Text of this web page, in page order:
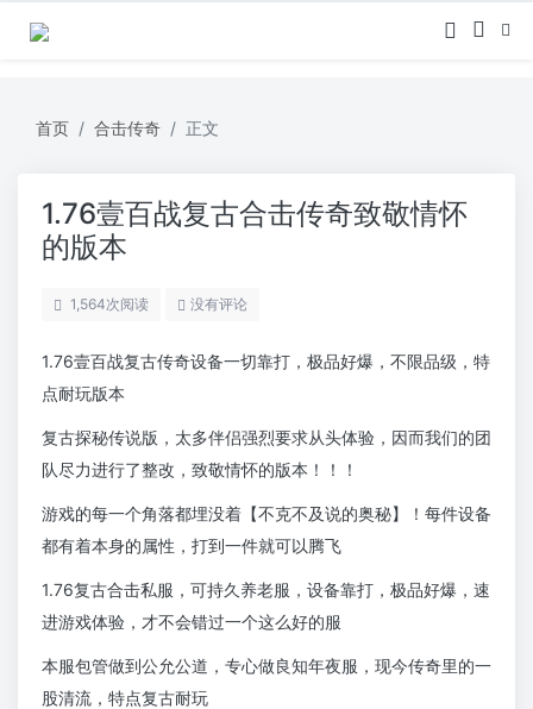
首页 合击传奇 正文
1.76壹百战复古合击传奇致敬情怀
的版本
1,564次阅读 没有评论
1.76壹百战复古传奇设备一切靠打，极品好爆，不限品级，特
点耐玩版本
复古探秘传说版，太多伴侣强烈要求从头体验，因而我们的团
队尽力进行了整改，致敬情怀的版本！！！
游戏的每一个角落都埋没着【不克不及说的奥秘】！每件设备
都有着本身的属性，打到一件就可以腾飞
1.76复古合击私服，可持久养老服，设备靠打，极品好爆，速
进游戏体验，才不会错过一个这么好的服
本服包管做到公允公道，专心做良知年夜服，现今传奇里的一
股清流，特点复古耐玩